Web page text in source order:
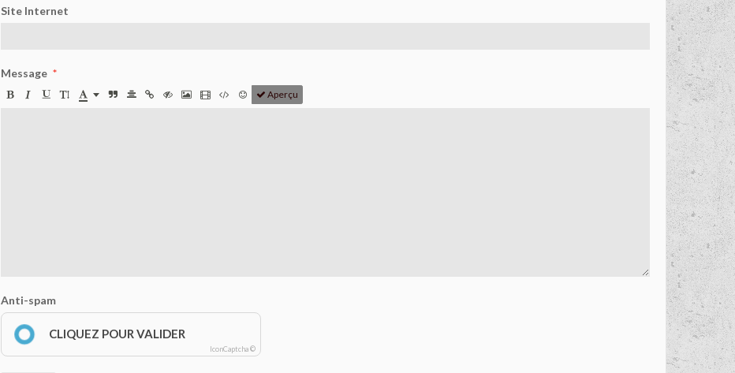
Site Internet
Message
Aperçu
Anti-spam
CLIQUEZ POUR VALIDER
IconCaptcha ©